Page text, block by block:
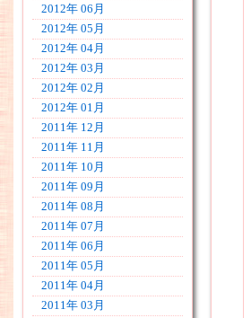
2012年 06月
2012年 05月
2012年 04月
2012年 03月
2012年 02月
2012年 01月
2011年 12月
2011年 11月
2011年 10月
2011年 09月
2011年 08月
2011年 07月
2011年 06月
2011年 05月
2011年 04月
2011年 03月